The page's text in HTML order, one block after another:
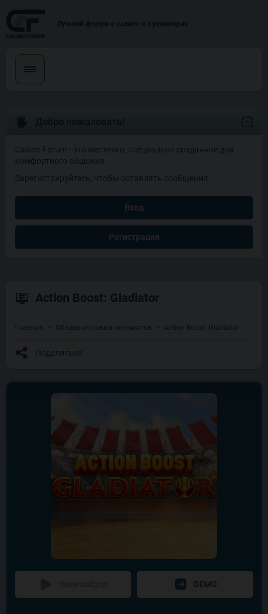
Action Boost: Gladiator
Главная Обзоры игровых автоматов Action Boost: Gladiator
Поделиться
DEMO
Casino Forum - это местечко, специально созданное для
комфортного общения.
Зарегистрируйтесь, чтобы оставлять сообщения.
Вход
Регистрация